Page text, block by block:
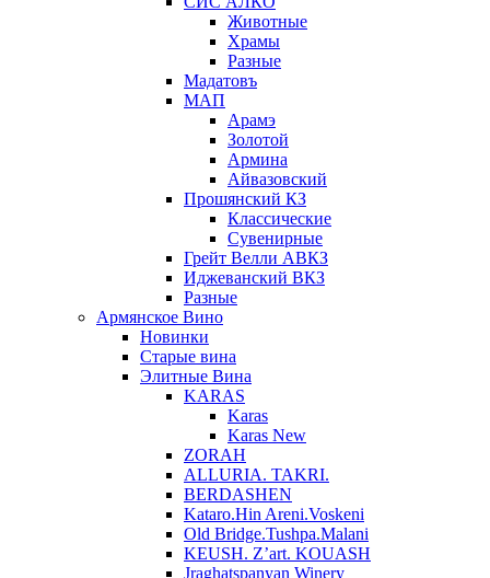
Животные
Храмы
Разные
Мадатовъ
МАП
Арамэ
Золотой
Армина
Айвазовский
Прошянский КЗ
Классические
Сувенирные
Грейт Велли АВКЗ
Иджеванский ВКЗ
Разные
Армянское Вино
Новинки
Старые вина
Элитные Вина
KARAS
Karas
Karas New
ZORAH
ALLURIA. TAKRI.
BERDASHEN
Kataro.Hin Areni.Voskeni
Old Bridge.Tushpa.Malani
KEUSH. Z’art. KOUASH
Jraghatspanyan Winery